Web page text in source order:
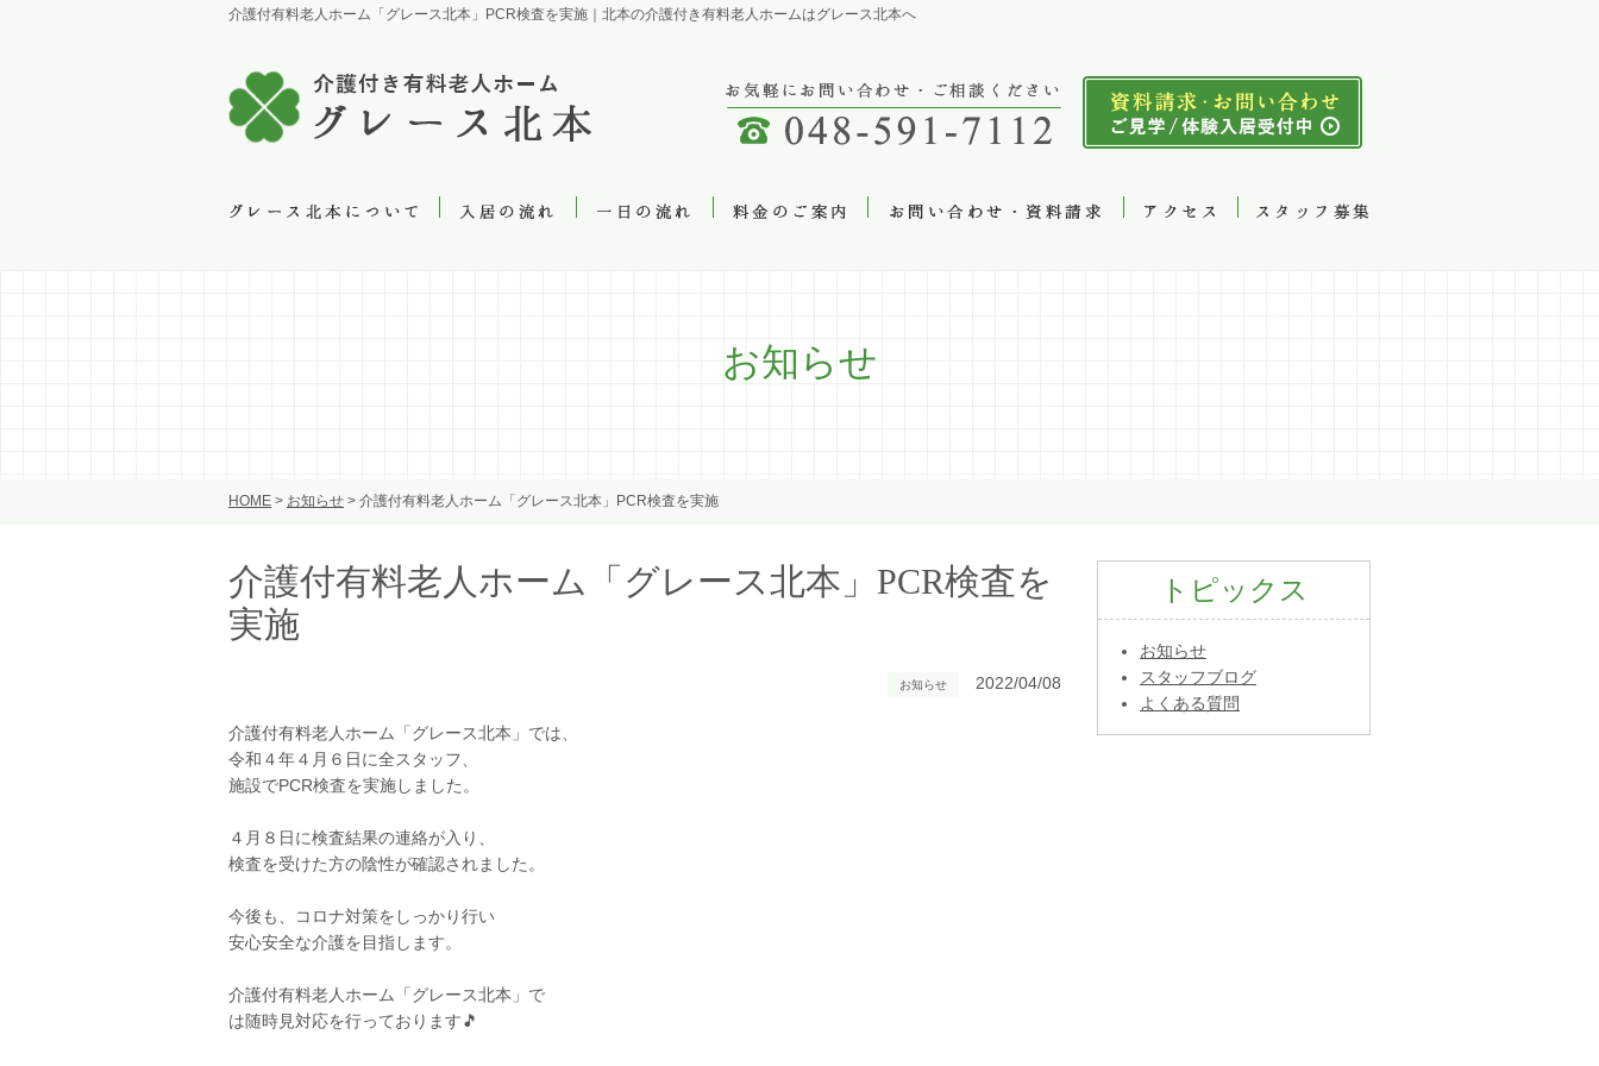
介護付有料老人ホーム「グレース北本」PCR検査を実施｜北本の介護付き有料老人ホームはグレース北本へ
お知らせ
HOME > お知らせ > 介護付有料老人ホーム「グレース北本」PCR検査を実施
介護付有料老人ホーム「グレース北本」PCR検査を
実施
お知らせ 2022/04/08
介護付有料老人ホーム「グレース北本」では、
令和４年４月６日に全スタッフ、
施設でPCR検査を実施しました。
４月８日に検査結果の連絡が入り、
検査を受けた方の陰性が確認されました。
今後も、コロナ対策をしっかり行い
安心安全な介護を目指します。
介護付有料老人ホーム「グレース北本」で
は随時見対応を行っております🎵
トピックス
お知らせ
スタッフブログ
よくある質問